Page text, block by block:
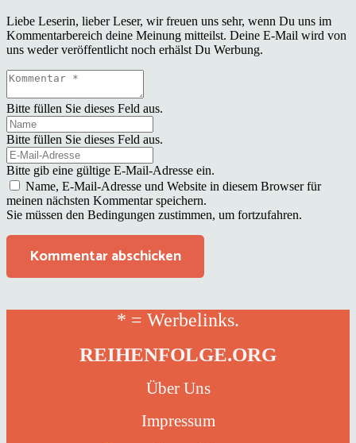
Liebe Leserin, lieber Leser, wir freuen uns sehr, wenn Du uns im
Kommentarbereich deine Meinung mitteilst. Deine E-Mail wird von
uns weder veröffentlicht noch erhälst Du Werbung.
Bitte füllen Sie dieses Feld aus.
Bitte füllen Sie dieses Feld aus.
Bitte gib eine gültige E-Mail-Adresse ein.
Name, E-Mail-Adresse und Website in diesem Browser für
meinen nächsten Kommentar speichern.
Sie müssen den Bedingungen zustimmen, um fortzufahren.
Kommentar abschicken
* = Werbelinks.
REIHENFOLGE.ORG
Über Uns
Impressum